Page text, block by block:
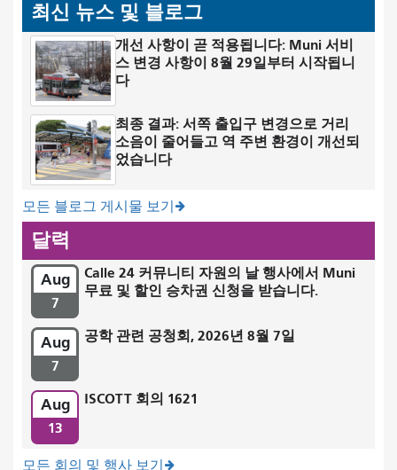
최신 뉴스 및 블로그
개선 사항이 곧 적용됩니다: Muni 서비
스 변경 사항이 8월 29일부터 시작됩니
다
최종 결과: 서쪽 출입구 변경으로 거리
소음이 줄어들고 역 주변 환경이 개선되
었습니다
모든 블로그 게시물 보기
달력
Aug
7
Calle 24 커뮤니티 자원의 날 행사에서 Muni
무료 및 할인 승차권 신청을 받습니다.
Aug
7
공학 관련 공청회, 2026년 8월 7일
Aug
13
ISCOTT 회의 1621
모든 회의 및 행사 보기